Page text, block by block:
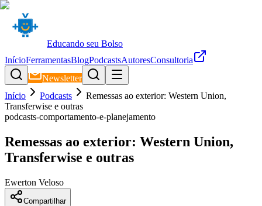
Educando seu Bolso
InícioFerramentasBlogPodcastsAutoresConsultoria
Newsletter
Início
Podcasts
Remessas ao exterior: Western Union,
Transferwise e outras
podcasts-comportamento-e-planejamento
Remessas ao exterior: Western Union,
Transferwise e outras
Ewerton Veloso
Compartilhar